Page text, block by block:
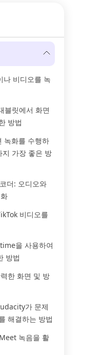
나 비디오를 녹
블릿에서 화면
방법
녹화를 수행하
지 가장 좋은 방
더: 오디오와
비디오를
을 사용하여
방법
한 화면 및 방
가 문제
해결하는 방법
녹음을 활